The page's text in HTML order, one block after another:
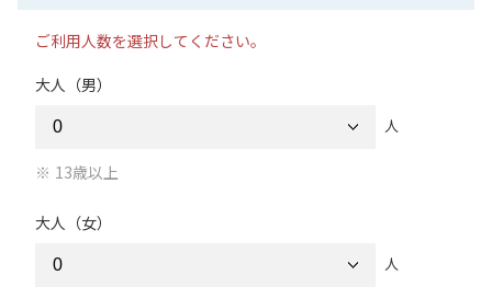
ご利用人数を選択してください。
大人（男）
人
13歳以上
大人（女）
人